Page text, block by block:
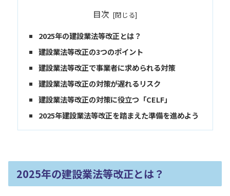
目次
2025年の建設業法等改正とは？
建設業法等改正の3つのポイント
建設業法等改正で事業者に求められる対策
建設業法等改正の対策が遅れるリスク
建設業法等改正の対策に役立つ「CELF」
2025年建設業法等改正を踏まえた準備を進めよう
2025年の建設業法等改正とは？